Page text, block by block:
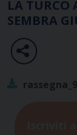
LA TURCO
SEMBRA